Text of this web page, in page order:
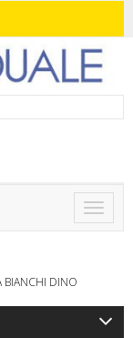
Toggle
BIANCHI DINO